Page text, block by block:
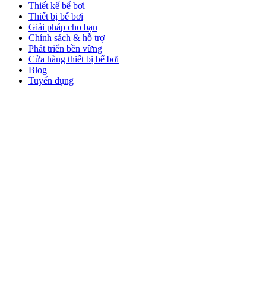
Thiết kế bể bơi
Thiết bị bể bơi
Giải pháp cho bạn
Chính sách & hỗ trợ
Phát triển bền vững
Cửa hàng thiết bị bể bơi
Blog
Tuyển dụng